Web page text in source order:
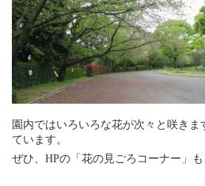
園内ではいろいろな花が次々と咲き
ています。
ぜひ、HPの「花の見ごろコーナー」も